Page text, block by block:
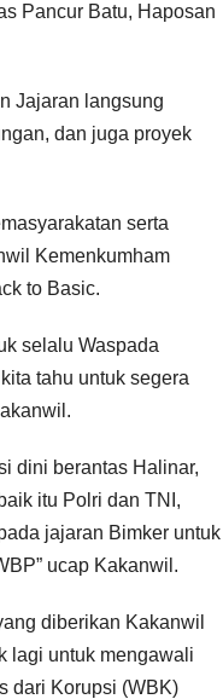
Pancur Batu, Haposan
Jajaran langsung
dan juga proyek
serta
Kemenkumham
to Basic.
selalu Waspada
tahu untuk segera
dini berantas Halinar,
itu Polri dan TNI,
jajaran Bimker untuk
ucap Kakanwil.
diberikan Kakanwil
lagi untuk mengawali
dari Korupsi (WBK)